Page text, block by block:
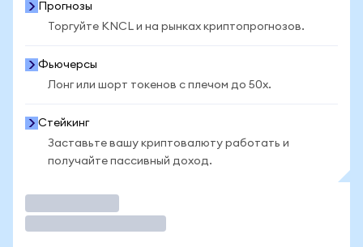
Прогнозы
Торгуйте KNCL и на рынках криптопрогнозов.
Фьючерсы
Лонг или шорт токенов с плечом до 50x.
Стейкинг
Заставьте вашу криптовалюту работать и
получайте пассивный доход.